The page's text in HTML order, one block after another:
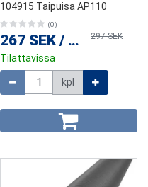
104915 Taipuisa AP110
(0)
267 SEK / kpl 297 SEK
Tilattavissa
kpl